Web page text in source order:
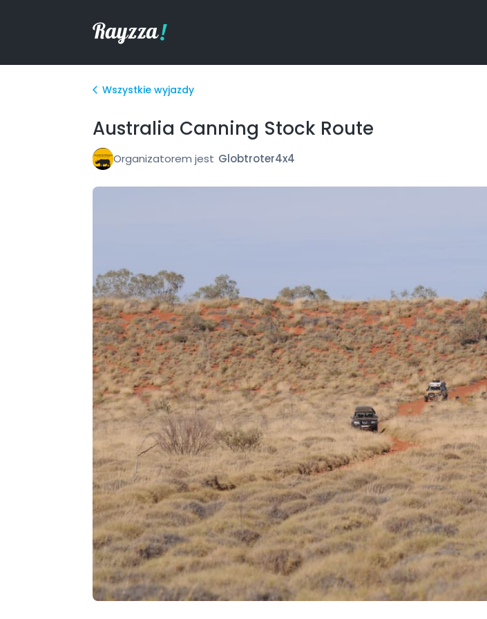
arrow_back_iosWszystkie wyjazdy
Australia Canning Stock Route
Organizatorem jest Globtroter4x4